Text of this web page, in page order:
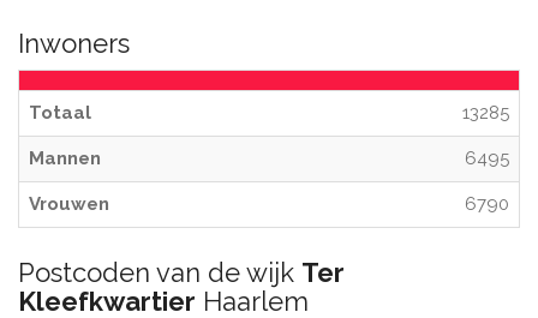
Inwoners
Totaal 13285
Mannen 6495
Vrouwen 6790
Postcoden van de wijk Ter
Kleefkwartier Haarlem